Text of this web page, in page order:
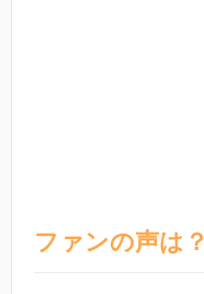
ファンの声は？